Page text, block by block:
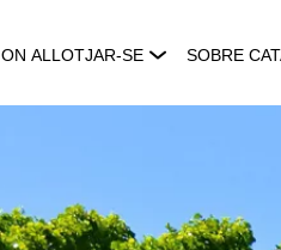
ON ALLOTJAR-SE SOBRE